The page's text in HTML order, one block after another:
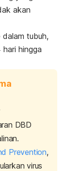
akan
tubuh,
hingga
DBD
Prevention,
virus